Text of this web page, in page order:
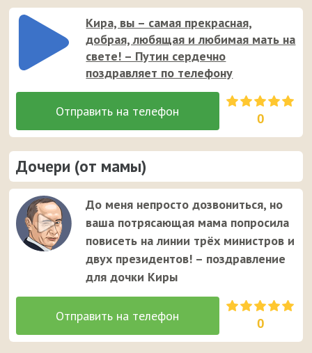
Кира, вы – самая прекрасная,
добрая, любящая и любимая мать на
свете! – Путин сердечно
поздравляет по телефону
0
Дочери (от мамы)
До меня непросто дозвониться, но
ваша потрясающая мама попросила
повисеть на линии трёх министров и
двух президентов! – поздравление
для дочки Киры
0